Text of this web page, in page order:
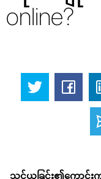
online?
သင်ယူခြင်း၏ကောင်းက